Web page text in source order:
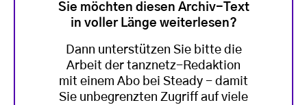
Sie möchten diesen Archiv-Text
in voller Länge weiterlesen?
Dann unterstützen Sie bitte die
Arbeit der tanznetz-Redaktion
mit einem Abo bei Steady - damit
Sie unbegrenzten Zugriff auf viele